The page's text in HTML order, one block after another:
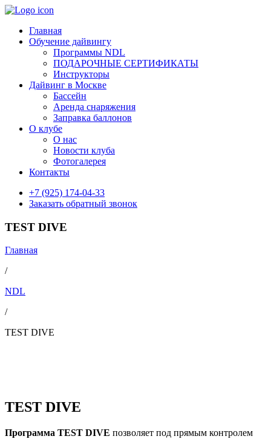
Главная
Обучение дайвингу
Программы NDL
ПОДАРОЧНЫЕ СЕРТИФИКАТЫ
Инструкторы
Дайвинг в Москве
Бассейн
Аренда снаряжения
Заправка баллонов
О клубе
О нас
Новости клуба
Фотогалерея
Контакты
+7 (925) 174-04-33
Заказать обратный звонок
TEST DIVE
Главная
/
NDL
/
TEST DIVE
TEST DIVE
Программа TEST DIVE позволяет под прямым контролем